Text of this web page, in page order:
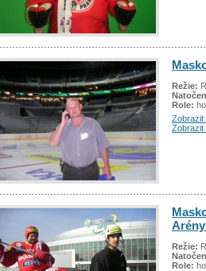
Režie:
Role:
Zobrazit
Zobrazit
Režie:
Role: